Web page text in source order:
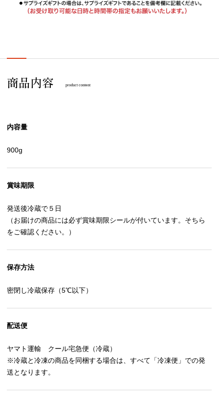
商品内容 product content
内容量
900g
賞味期限
発送後冷蔵で５日
（お届けの商品には必ず賞味期限シールが付いています。そちら
をご確認ください。）
保存方法
密閉し冷蔵保存（5℃以下）
配送便
ヤマト運輸 クール宅急便（冷蔵）
※冷蔵と冷凍の商品を同梱する場合は、すべて「冷凍便」での発
送となります。